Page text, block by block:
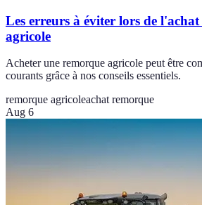
Les erreurs à éviter lors de
agricole
Acheter une remorque agricole peut être
courants grâce à nos conseils essentiels.
remorque agricoleachat remorque
Aug 6